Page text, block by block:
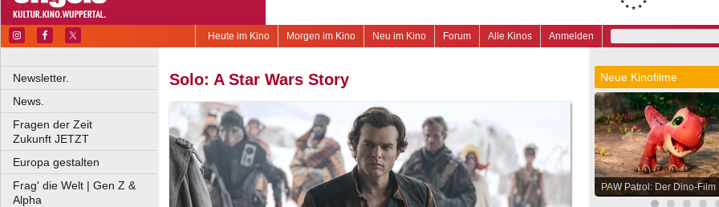
Anmelden
Alle Kinos
Forum
Neu im Kino
Morgen im Kino
Heute im Kino
Newsletter.
News.
Fragen der Zeit
Zukunft JETZT
Europa gestalten
Frag' die Welt | Gen Z &
Alpha
Solo: A Star Wars Story Neue Kinofilme
PAW Patrol: Der Dino-Film